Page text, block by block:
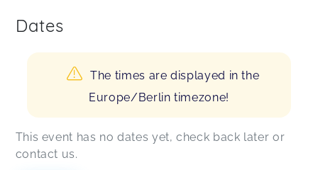
Dates
The times are displayed in the
Europe/Berlin timezone!
This event has no dates yet, check back later or
contact us.